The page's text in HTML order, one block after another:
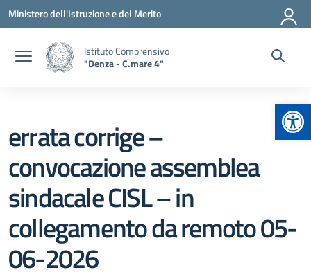
Vai ai contenuti
Vai al menu di navigazione
Vai al footer
Ministero dell'Istruzione e del Merito
Istituto Comprensivo
"Denza - C.mare 4"
errata corrige –
convocazione assemblea
sindacale CISL – in
collegamento da remoto 05-
06-2026